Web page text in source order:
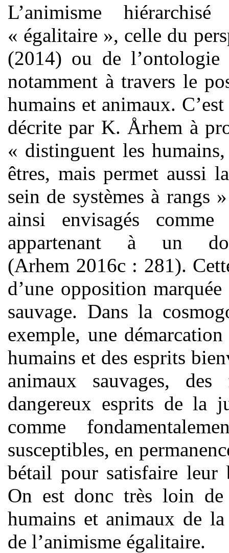
L’animisme
« égalitaire », celle du
(2014) ou de l’ontologie
notamment à travers le
humains et animaux.
décrite par K. Århem à
« distinguent les
êtres, mais permet aussi
sein de systèmes à rangs »
ainsi envisagés
appartenant à un
(Arhem 2016c : 281).
d’une opposition
sauvage. Dans la
exemple, une
humains et des esprits
animaux sauvages,
dangereux esprits de la
comme
susceptibles, en
bétail pour satisfaire leur
On est donc très loin
humains et animaux de
de l’animisme égalitaire.